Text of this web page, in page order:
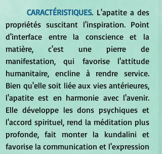
CARACTÉRISTIQUES. L'apatite a des
propriétés suscitant l'inspiration. Point
d'interface entre la conscience et la
matière, c'est une pierre de
manifestation, qui favorise l'attitude
humanitaire, encline à rendre service.
Bien qu'elle soit liée aux vies antérieures,
l'apatite est en harmonie avec l'avenir.
Elle développe les dons psychiques et
l'accord spirituel, rend la méditation plus
profonde, fait monter la kundalini et
favorise la communication et l'expression